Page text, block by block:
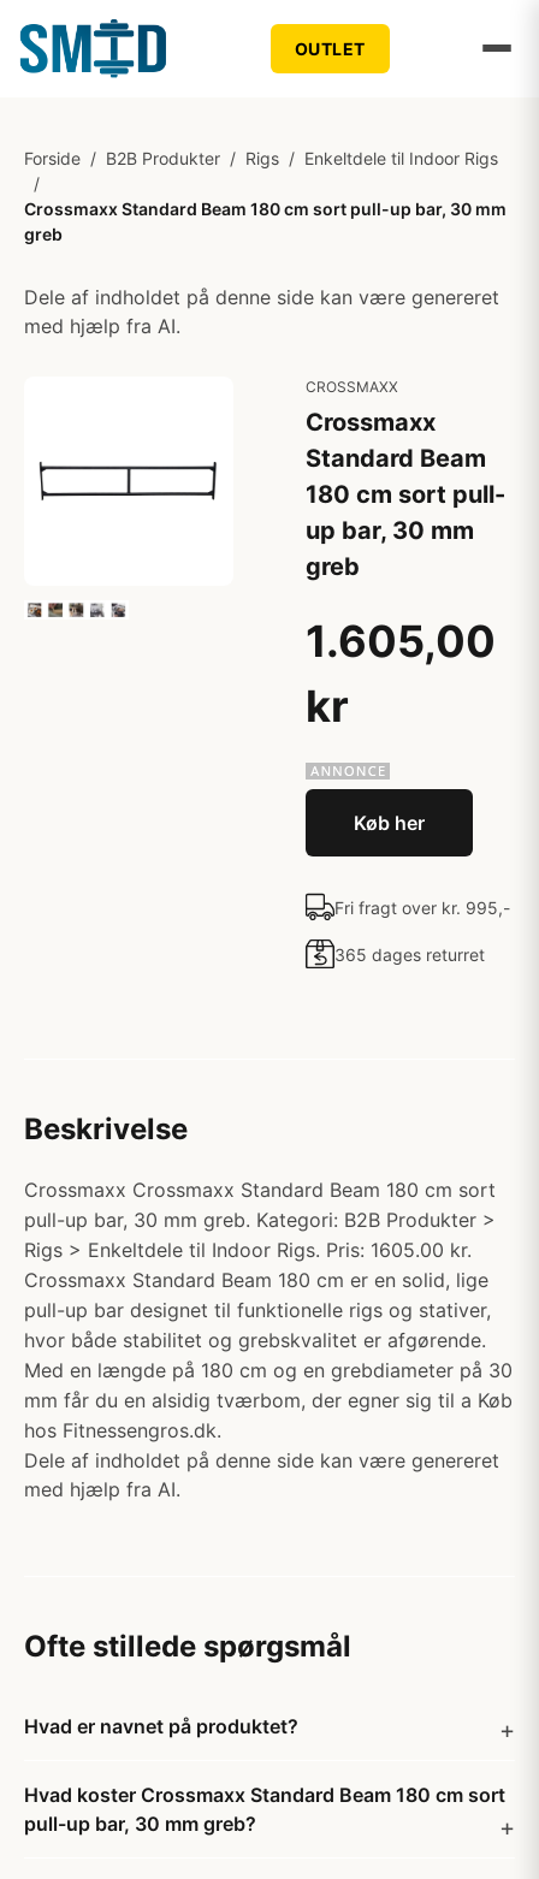
OUTLET
Forside / B2B Produkter / Rigs / Enkeltdele til Indoor Rigs
/
Crossmaxx Standard Beam 180 cm sort pull-up bar, 30 mm
greb
Dele af indholdet på denne side kan være genereret
med hjælp fra AI.
CROSSMAXX
Crossmaxx
Standard Beam
180 cm sort pull-
up bar, 30 mm
greb
1.605,00
kr
Køb her
Fri fragt over kr. 995,-
365 dages returret
Beskrivelse
Crossmaxx Crossmaxx Standard Beam 180 cm sort
pull-up bar, 30 mm greb. Kategori: B2B Produkter >
Rigs > Enkeltdele til Indoor Rigs. Pris: 1605.00 kr.
Crossmaxx Standard Beam 180 cm er en solid, lige
pull-up bar designet til funktionelle rigs og stativer,
hvor både stabilitet og grebskvalitet er afgørende.
Med en længde på 180 cm og en grebdiameter på 30
mm får du en alsidig tværbom, der egner sig til a Køb
hos Fitnessengros.dk.
Dele af indholdet på denne side kan være genereret
med hjælp fra AI.
Ofte stillede spørgsmål
Hvad er navnet på produktet?
Hvad koster Crossmaxx Standard Beam 180 cm sort
pull-up bar, 30 mm greb?